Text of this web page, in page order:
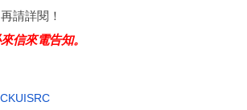
請詳閱！
信來電告知。